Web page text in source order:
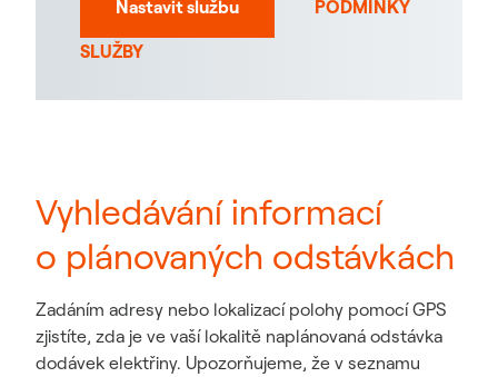
Nastavit službu
PODMÍNKY
SLUŽBY
Vyhledávání informací
o plánovaných odstávkách
Zadáním adresy nebo lokalizací polohy pomocí GPS
zjistíte, zda je ve vaší lokalitě naplánovaná odstávka
dodávek elektřiny. Upozorňujeme, že v seznamu